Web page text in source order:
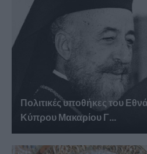
Πολιτικές υποθήκες του
Κύπρου Μακαρίου Γ...